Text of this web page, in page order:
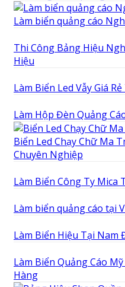
Làm biển quảng cáo
Thi Công Bảng Hiệu
Hiệu
Làm Biển Led Vẫy Giá
Làm Hộp Đèn Quảng
Biển Led Chạy Chữ Ma
Chuyên Nghiệp
Làm Biển Công Ty Mica
Làm biển quảng cáo tại
Làm Biển Hiệu Tại Nam
Làm Biển Quảng Cáo
Hàng